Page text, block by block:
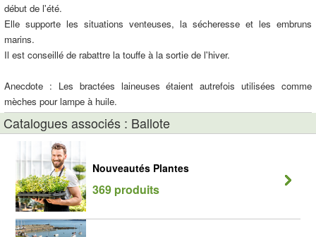
début de l'été.
Elle supporte les situations venteuses, la sécheresse et les embruns
marins.
Il est conseillé de rabattre la touffe à la sortie de l'hiver.
Anecdote : Les bractées laineuses étaient autrefois utilisées comme
mèches pour lampe à huile.
Catalogues associés : Ballote
Nouveautés Plantes
369 produits